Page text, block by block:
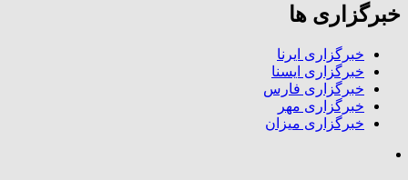
خبرگزاری ها
خبرگزاری ایرنا
خبرگزاری ایسنا
خبرگزاری فارس
خبرگزاری مهر
خبرگزاری میزان